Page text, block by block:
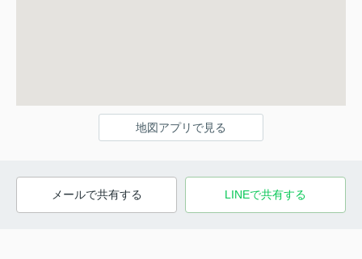
地図アプリで見る
メールで共有する LINEで共有する